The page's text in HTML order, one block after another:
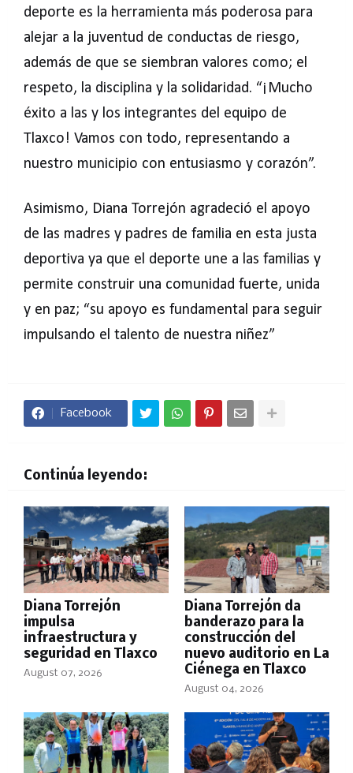
deporte es la herramienta más poderosa para
alejar a la juventud de conductas de riesgo,
además de que se siembran valores como; el
respeto, la disciplina y la solidaridad. “¡Mucho
éxito a las y los integrantes del equipo de
Tlaxco! Vamos con todo, representando a
nuestro municipio con entusiasmo y corazón”.
Asimismo, Diana Torrejón agradeció el apoyo
de las madres y padres de familia en esta justa
deportiva ya que el deporte une a las familias y
permite construir una comunidad fuerte, unida
y en paz; “su apoyo es fundamental para seguir
impulsando el talento de nuestra niñez”
Facebook
Continúa leyendo:
Diana Torrejón
impulsa
infraestructura y
seguridad en Tlaxco
August 07, 2026
Diana Torrejón da
banderazo para la
construcción del
nuevo auditorio en La
Ciénega en Tlaxco
August 04, 2026